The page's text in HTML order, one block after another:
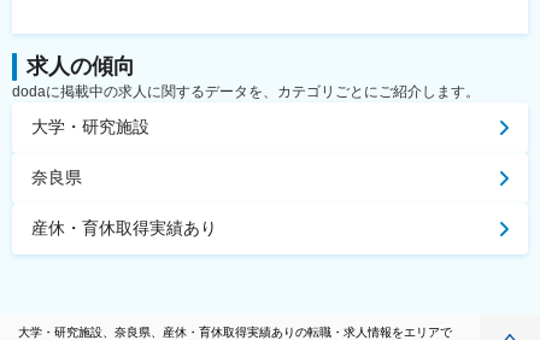
求人の傾向
dodaに掲載中の求人に関するデータを、カテゴリごとにご紹介します。
大学・研究施設
奈良県
産休・育休取得実績あり
大学・研究施設、奈良県、産休・育休取得実績ありの転職・求人情報をエリアで